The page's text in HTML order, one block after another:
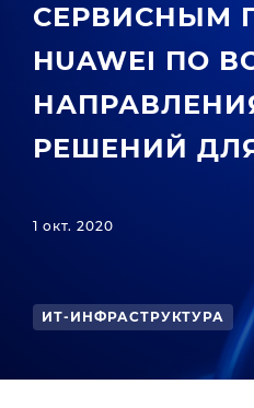
СЕРВИСНЫМ
HUAWEI ПО
РЕШЕНИЙ
1 окт. 2020
ИТ-ИНФРАСТРУКТУРА